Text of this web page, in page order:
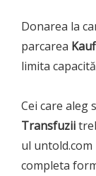
Donarea la
parcarea
limita
Cei care aleg
Transfuzii
ul
completa